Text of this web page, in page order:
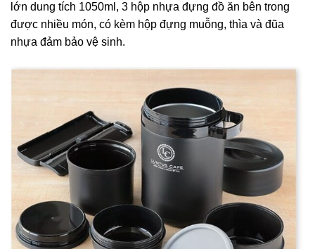
lớn dung tích 1050ml, 3 hộp nhựa đựng đồ ăn bên trong
được nhiều món, có kèm hộp đựng muỗng, thìa và đũa
nhựa đảm bảo vệ sinh.